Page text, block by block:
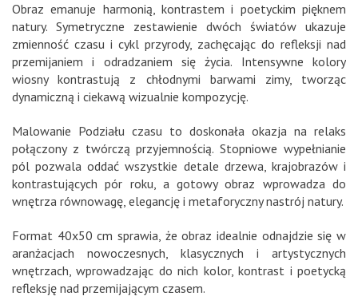
Obraz emanuje harmonią, kontrastem i poetyckim pięknem
natury. Symetryczne zestawienie dwóch światów ukazuje
zmienność czasu i cykl przyrody, zachęcając do refleksji nad
przemijaniem i odradzaniem się życia. Intensywne kolory
wiosny kontrastują z chłodnymi barwami zimy, tworząc
dynamiczną i ciekawą wizualnie kompozycję.
Malowanie Podziału czasu to doskonała okazja na relaks
połączony z twórczą przyjemnością. Stopniowe wypełnianie
pól pozwala oddać wszystkie detale drzewa, krajobrazów i
kontrastujących pór roku, a gotowy obraz wprowadza do
wnętrza równowagę, elegancję i metaforyczny nastrój natury.
Format 40x50 cm sprawia, że obraz idealnie odnajdzie się w
aranżacjach nowoczesnych, klasycznych i artystycznych
wnętrzach, wprowadzając do nich kolor, kontrast i poetycką
refleksję nad przemijającym czasem.